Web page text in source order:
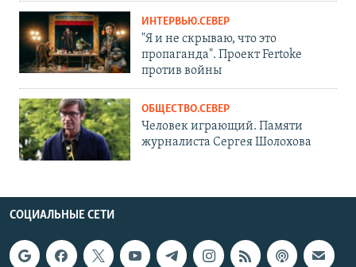
ИНТЕРВЬЮ.СЕВЕР
"Я и не скрываю, что это
пропаганда". Проект Fertoke
против войны
ОБЩЕСТВО.СЕВЕР
Человек играющий. Памяти
журналиста Сергея Шолохова
СОЦИАЛЬНЫЕ СЕТИ